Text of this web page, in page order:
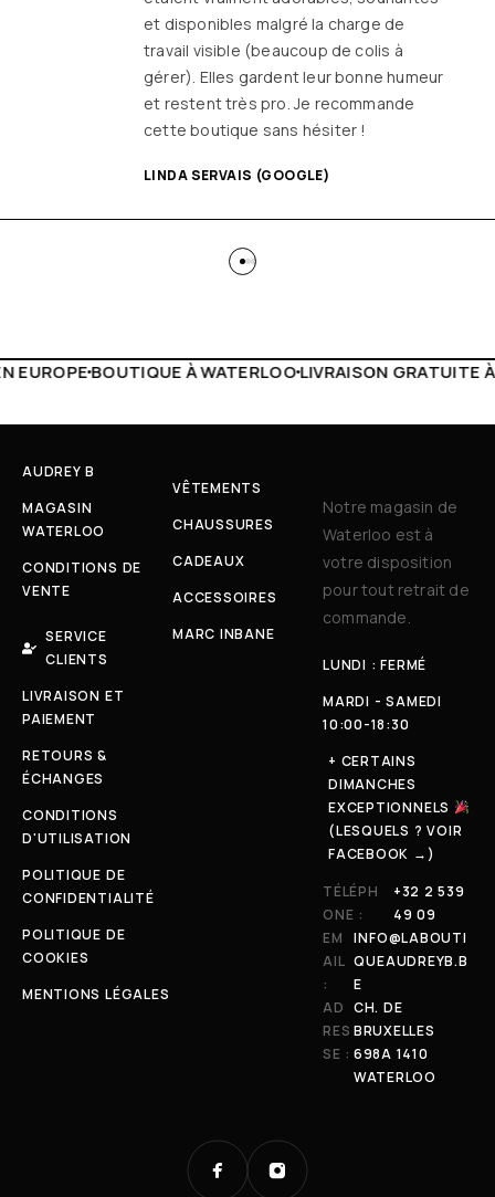
et disponibles malgré la charge de
travail visible (beaucoup de colis à
gérer). Elles gardent leur bonne humeur
et restent très pro. Je recommande
cette boutique sans hésiter !
LINDA SERVAIS (GOOGLE)
LIVRAISON GRATUITE À PARTIR DE 150€LIVE
AUDREY B
MAGASIN
WATERLOO
CONDITIONS DE
VENTE
SERVICE
CLIENTS
LIVRAISON ET
PAIEMENT
RETOURS &
ÉCHANGES
CONDITIONS
D'UTILISATION
POLITIQUE DE
CONFIDENTIALITÉ
POLITIQUE DE
COOKIES
MENTIONS LÉGALES
VÊTEMENTS
CHAUSSURES
CADEAUX
ACCESSOIRES
MARC INBANE
Notre magasin de
Waterloo est à
votre disposition
pour tout retrait de
commande.
LUNDI : FERMÉ
MARDI - SAMEDI
10:00-18:30
+ CERTAINS
DIMANCHES
EXCEPTIONNELS
(LESQUELS ? VOIR
FACEBOOK →)
TÉLÉPH
ONE :
+32 2 539
49 09
EM
AIL
:
INFO@LABOUTI
QUEAUDREYB.B
E
AD
RES
SE :
CH. DE
BRUXELLES
698A 1410
WATERLOO